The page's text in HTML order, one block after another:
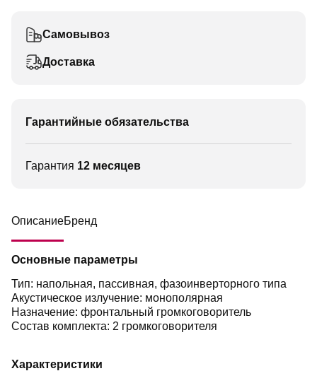
Самовывоз
Доставка
Гарантийные обязательства
Гарантия 12 месяцев
ОписаниеБренд
Основные параметры
Тип: напольная, пассивная, фазоинверторного типа
Акустическое излучение: монополярная
Назначение: фронтальный громкоговоритель
Состав комплекта: 2 громкоговорителя
Характеристики